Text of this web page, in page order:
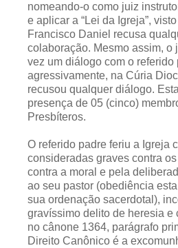
nomeando-o como juiz
e aplicar a “Lei da Igreja”,
Francisco Daniel recusa
colaboração. Mesmo assim, o
vez um diálogo com o referido
agressivamente, na Cúria
recusou qualquer diálogo.
presença de 05 (cinco)
Presbíteros.
O referido padre feriu a Igreja
consideradas graves contra
contra a moral e pela
ao seu pastor (obediência
sua ordenação sacerdotal),
gravíssimo delito de heresia e
no cânone 1364, parágrafo
Direito Canônico é a